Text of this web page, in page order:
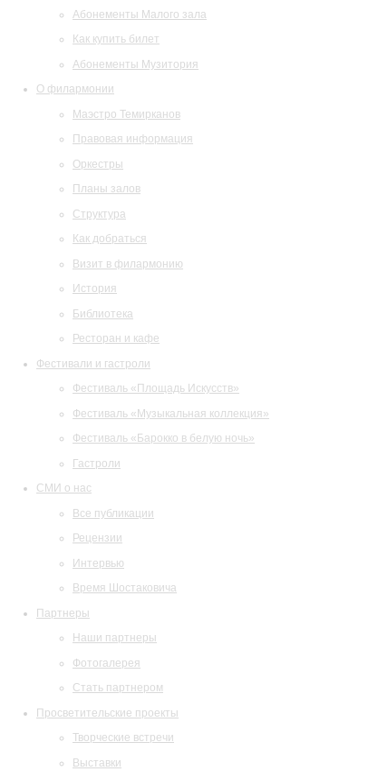
Абонементы Малого зала
Как купить билет
Абонементы Музитория
О филармонии
Маэстро Темирканов
Правовая информация
Оркестры
Планы залов
Структура
Как добраться
Визит в филармонию
История
Библиотека
Ресторан и кафе
Фестивали и гастроли
Фестиваль «Площадь Искусств»
Фестиваль «Музыкальная коллекция»
Фестиваль «Барокко в белую ночь»
Гастроли
СМИ о нас
Все публикации
Рецензии
Интервью
Время Шостаковича
Партнеры
Наши партнеры
Фотогалерея
Стать партнером
Просветительские проекты
Творческие встречи
Выставки